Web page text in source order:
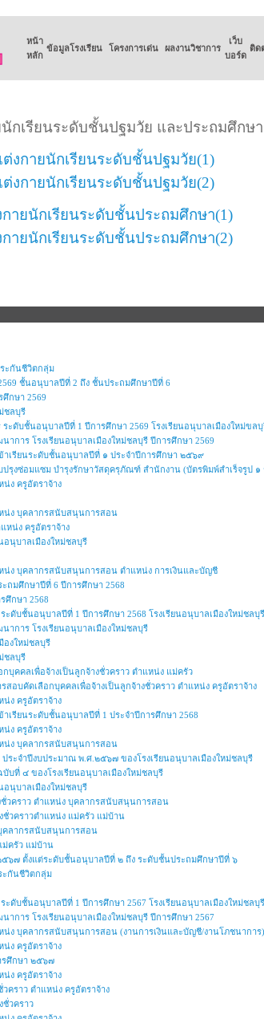
หน้า
หลัก
ข้อมูลโรงเรียน โครงการเด่น ผลงานวิชาการ
เว็บ
บอร์ด
ติด
นักเรียนระดับชั้นปฐมวัย และประถมศึกษา
ต่งกายนักเรียนระดับชั้นปฐมวัย(1)
ต่งกายนักเรียนระดับชั้นปฐมวัย(2)
กายนักเรียนระดับชั้นประถมศึกษา(1)
กายนักเรียนระดับชั้นประถมศึกษา(2)
ระกันชีวิตกลุ่ม
ชั้นอนุบาลปีที่ 2 ถึง ชั้นประถมศึกษาปีที่ 6
กษา 2569
ชลบุรี
ดับชั้นอนุบาลปีที่ 1 ปีการศึกษา 2569 โรงเรียนอนุบาลเมืองใหม่ขล
การ โรงเรียนอนุบาลเมืองใหม่ชลบุรี ปีการศึกษา 2569
าเรียนระดับชั้นอนุบาลปีที่ ๑ ประจำปีการศึกษา ๒๕๖๙
รุงซ่อมแซม บำรุงรักษาวัสดุครุภัณฑ์ สำนักงาน (บัตรพิมพ์สำเร็จรูป ๑
น่ง ครูอัตราจ้าง
หน่ง บุคลากรสนับสนุนการสอน
หน่ง ครูอัตราจ้าง
อนุบาลเมืองใหม่ชลบุรี
น่ง บุคลากรสนับสนุนการสอน ตำแหน่ง การเงินและบัญชี
ถมศึกษาปีที่ 6 ปีการศึกษา 2568
ศึกษา 2568
ดับชั้นอนุบาลปีที่ 1 ปีการศึกษา 2568 โรงเรียนอนุบาลเมืองใหม่ชลบุรี
การ โรงเรียนอนุบาลเมืองใหม่ชลบุรี
องใหม่ชลบุรี
ชลบุรี
บุคคลเพื่อจ้างเป็นลูกจ้างชั่วคราว ตำแหน่ง แม่ครัว
สอบคัดเลือกบุคคลเพื่อจ้างเป็นลูกจ้างชั่วคราว ตำแหน่ง ครูอัตราจ้าง
น่ง ครูอัตราจ้าง
าเรียนระดับชั้นอนุบาลปีที่ 1 ประจำปีการศึกษา 2568
น่ง ครูอัตราจ้าง
หน่ง บุคลากรสนับสนุนการสอน
ระจำปีงบประมาณ พ.ศ.๒๕๖๗ ของโรงเรียนอนุบาลเมืองใหม่ชลบุรี
บที่ ๔ ของโรงเรียนอนุบาลเมืองใหม่ชลบุรี
อนุบาลเมืองใหม่ชลบุรี
ชั่วคราว ตำแหน่ง บุคลากรสนับสนุนการสอน
ชั่วคราวตำแหน่ง แม่ครัว แม่บ้าน
คลากรสนับสนุนการสอน
ม่ครัว แม่บ้าน
๕๖๗ ตั้งแต่ระดับชั้นอนุบาลปีที่ ๒ ถึง ระดับชั้นประถมศึกษาปีที่ ๖
ะกันชีวิตกลุ่ม
ดับชั้นอนุบาลปีที่ 1 ปีการศึกษา 2567 โรงเรียนอนุบาลเมืองใหม่ชลบุรี
การ โรงเรียนอนุบาลเมืองใหม่ชลบุรี ปีการศึกษา 2567
น่ง บุคลากรสนับสนุนการสอน (งานการเงินและบัญชี/งานโภชนาการ)
น่ง ครูอัตราจ้าง
รศึกษา ๒๕๖๗
น่ง ครูอัตราจ้าง
คราว ตำแหน่ง ครูอัตราจ้าง
ชั่วคราว